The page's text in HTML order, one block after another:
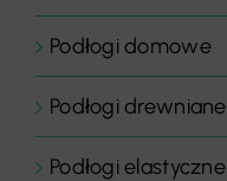
Podłogi domowe
Podłogi drewniane
Podłogi elastyczne